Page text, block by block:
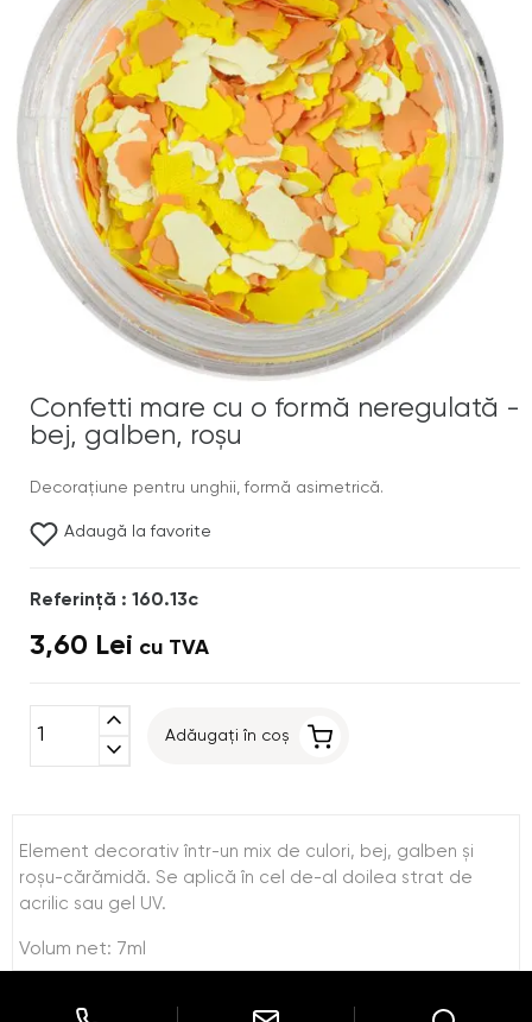
Confetti mare cu o formă neregulată -
bej, galben, roşu
Decoraţiune pentru unghii, formă asimetrică.
Adaugă la favorite
Referinţă : 160.13c
3,60 Lei cu TVA
expand_less
expand_more
Adăugați în coș
Element decorativ într-un mix de culori, bej, galben şi
roşu-cărămidă. Se aplică în cel de-al doilea strat de
acrilic sau gel UV.
Volum net: 7ml